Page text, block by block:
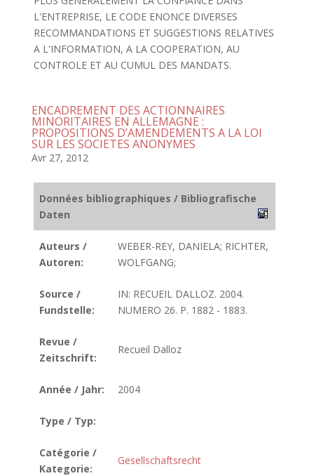
L'ENTREPRISE, LE CODE ENONCE DIVERSES
RECOMMANDATIONS ET SUGGESTIONS RELATIVES
A L'INFORMATION, A LA COOPERATION, AU
CONTROLE ET AU CUMUL DES MANDATS.
ENCADREMENT DES ACTIONNAIRES
MINORITAIRES EN ALLEMAGNE :
PROPOSITIONS D’AMENDEMENTS A LA LOI
SUR LES SOCIETES ANONYMES
Avr 27, 2012
Données bibliographiques / Bibliografische
Daten
Auteurs /
Autoren:
WEBER-REY, DANIELA; RICHTER,
WOLFGANG;
Source /
Fundstelle:
IN: RECUEIL DALLOZ. 2004.
NUMERO 26. P. 1882 - 1883.
Revue /
Zeitschrift:
Recueil Dalloz
Année / Jahr: 2004
Type / Typ:
Catégorie /
Kategorie:
Gesellschaftsrecht